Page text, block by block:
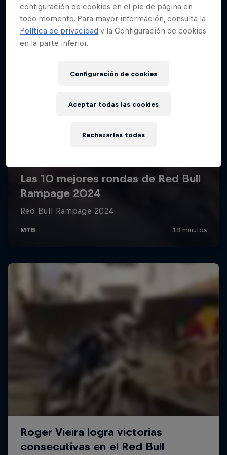
configuración de cookies en el pie de página en
todo momento. Para mayor información, consulta la
Política de privacidad y la Configuración de cookies
en la parte inferior.
Configuración de cookies
Rechazarlas todas
Aceptar todas las cookies